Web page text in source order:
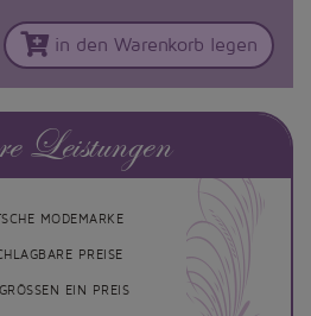
in den Warenkorb legen
Leistungen
MODEMARKE
PREISE
EIN PREIS